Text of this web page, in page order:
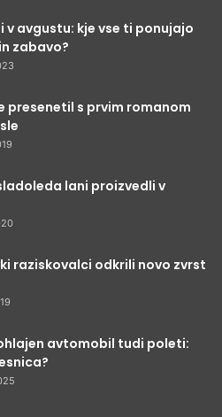
v avgustu: kje vse ti ponujajo
zabavo?
presenetil s prvim romanom
lani proizvedli v
raziskovalci odkrili novo zvrst
avtomobil tudi poleti: